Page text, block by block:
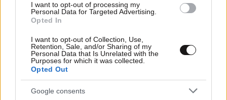
I want to opt-out of processing my
Personal Data for Targeted Advertising.
Opted In
I want to opt-out of Collection, Use,
Retention, Sale, and/or Sharing of my
Personal Data that Is Unrelated with the
Purposes for which it was collected.
Opted Out
Google consents
06·08·2025 22:00
Κατερίνα Καινούργιου – Παναγιώτης Κουτσουμπής:
Συνεχίζουν τις διακοπές τους στις Κυκλάδες